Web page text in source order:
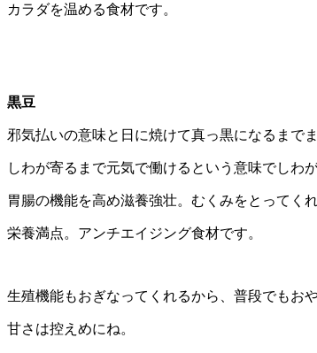
カラダを温める食材です。
黒豆
邪気払いの意味と日に焼けて真っ黒になるまで
しわが寄るまで元気で働けるという意味でしわ
胃腸の機能を高め滋養強壮。むくみをとってくれ
栄養満点。アンチエイジング食材です。
生殖機能もおぎなってくれるから、普段でもお
甘さは控えめにね。